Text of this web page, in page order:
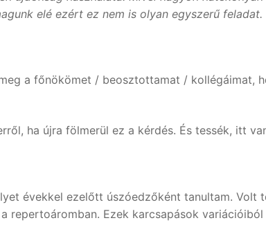
elé ezért ez nem is olyan egyszerű feladat.
a főnökömet / beosztottamat / kollégáimat,
ha újra fölmerül ez a kérdés. És tessék, itt
évekkel ezelőtt úszóedzőként tanultam. Volt
repertoáromban. Ezek karcsapások variációiból